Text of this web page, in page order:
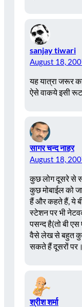
sanjay tiwari
August 18,
यह यात्रा जरूर
ऐसे वाकये इसी रूट
सागर चन्द नाहर
August 18,
कुछ लोग दूसरे से
कुछ मोबाईल को
हैं और कहते हैं, ये
स्टेशन पर भी
पसन्द है(तो बी एस
वैसे लेख से बहुत
सकते हैं दूसरों पर।
श्रीश शर्मा